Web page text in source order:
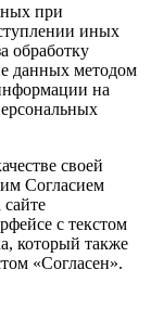
при
иных
обработку
данных методом
на
своей
Согласием
с текстом
который также
«Согласен».